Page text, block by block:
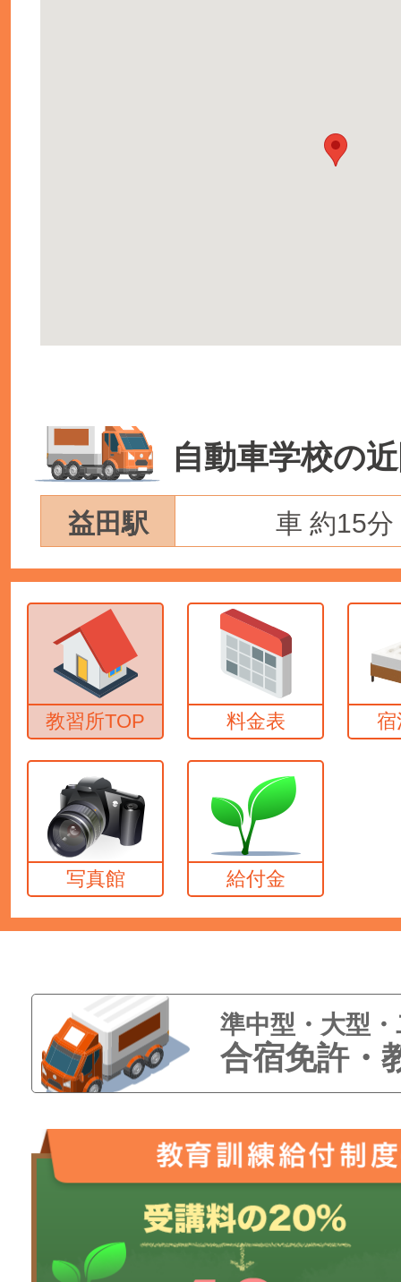
自動車学校の
益田駅 車 約15分
教習所TOP 料金表 宿
写真館 給付金
準中型・大型
合宿免許・